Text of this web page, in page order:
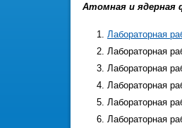
Атомная и ядерная
Лабораторная
Лабораторная
Лабораторная
Лабораторная
Лабораторная
Лабораторная